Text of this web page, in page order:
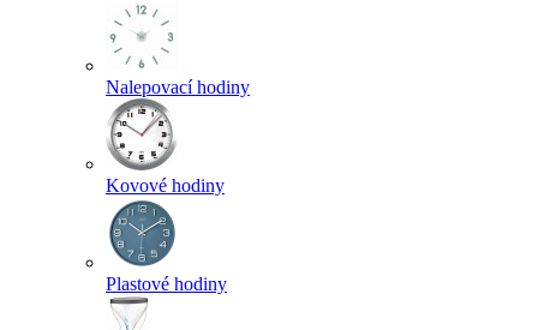
Nalepovací hodiny
Kovové hodiny
Plastové hodiny